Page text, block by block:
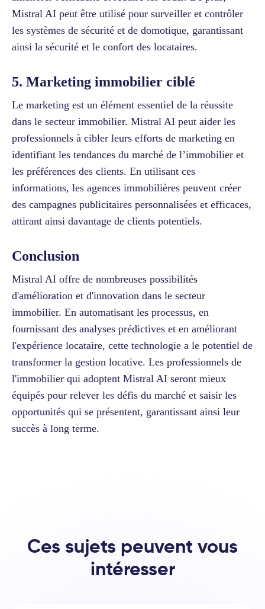
Mistral AI peut être utilisé pour surveiller et contrôler
les systèmes de sécurité et de domotique, garantissant
ainsi la sécurité et le confort des locataires.
5. Marketing immobilier ciblé
Le marketing est un élément essentiel de la réussite
dans le secteur immobilier. Mistral AI peut aider les
professionnels à cibler leurs efforts de marketing en
identifiant les tendances du marché de l’immobilier et
les préférences des clients. En utilisant ces
informations, les agences immobilières peuvent créer
des campagnes publicitaires personnalisées et efficaces,
attirant ainsi davantage de clients potentiels.
Conclusion
Mistral AI offre de nombreuses possibilités
d'amélioration et d'innovation dans le secteur
immobilier. En automatisant les processus, en
fournissant des analyses prédictives et en améliorant
l'expérience locataire, cette technologie a le potentiel de
transformer la gestion locative. Les professionnels de
l'immobilier qui adoptent Mistral AI seront mieux
équipés pour relever les défis du marché et saisir les
opportunités qui se présentent, garantissant ainsi leur
succès à long terme.
Ces sujets peuvent vous
intéresser